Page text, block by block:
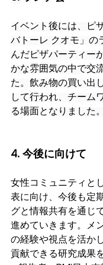
イベント後には、ピ
バトーレ クオモ」の
んだピザパーティー
かな雰囲気の中で交
た。飲み物の買い出
して行われ、チーム
る場面となりました。
4. 今後に向けて
女性コミュニティと
表に向け、今後も定
グと情報共有を通じ
進めていきます。メ
の経験や視点を活か
貢献できる研究成果